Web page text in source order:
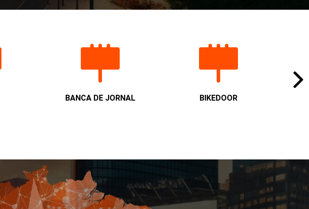
BANCA DE JORNAL BIKEDOOR